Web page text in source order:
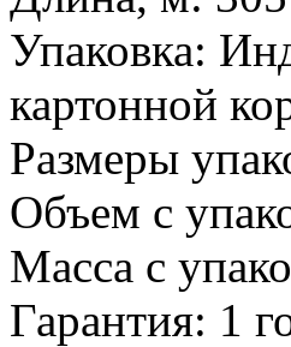
Упаковка:
картонной
Размеры
Объем с
Масса с
Гарантия: 1